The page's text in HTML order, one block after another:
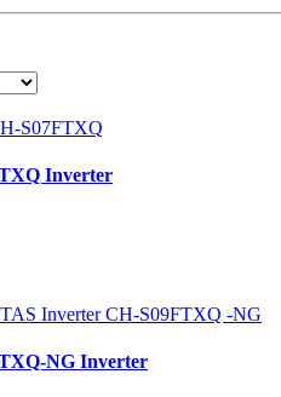
Inverter
NG Inverter